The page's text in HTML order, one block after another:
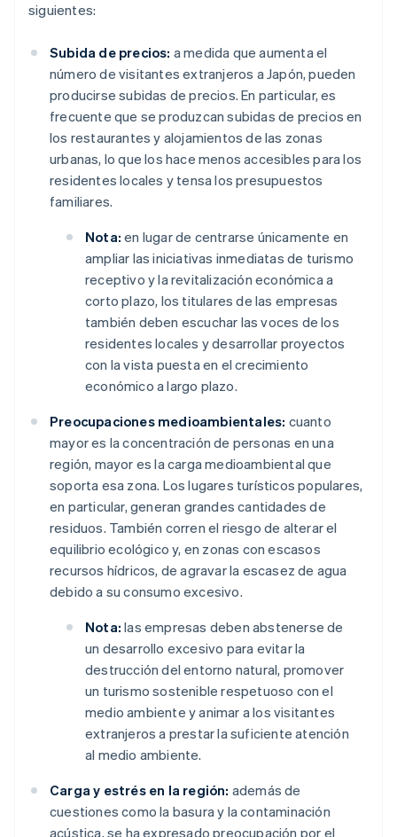
siguientes:
Subida de precios: a medida que aumenta el
número de visitantes extranjeros a Japón, pueden
producirse subidas de precios. En particular, es
frecuente que se produzcan subidas de precios en
los restaurantes y alojamientos de las zonas
urbanas, lo que los hace menos accesibles para los
residentes locales y tensa los presupuestos
familiares.
Nota: en lugar de centrarse únicamente en
ampliar las iniciativas inmediatas de turismo
receptivo y la revitalización económica a
corto plazo, los titulares de las empresas
también deben escuchar las voces de los
residentes locales y desarrollar proyectos
con la vista puesta en el crecimiento
económico a largo plazo.
Preocupaciones medioambientales: cuanto
mayor es la concentración de personas en una
región, mayor es la carga medioambiental que
soporta esa zona. Los lugares turísticos populares,
en particular, generan grandes cantidades de
residuos. También corren el riesgo de alterar el
equilibrio ecológico y, en zonas con escasos
recursos hídricos, de agravar la escasez de agua
debido a su consumo excesivo.
Nota: las empresas deben abstenerse de
un desarrollo excesivo para evitar la
destrucción del entorno natural, promover
un turismo sostenible respetuoso con el
medio ambiente y animar a los visitantes
extranjeros a prestar la suficiente atención
al medio ambiente.
Carga y estrés en la región: además de
cuestiones como la basura y la contaminación
acústica, se ha expresado preocupación por el